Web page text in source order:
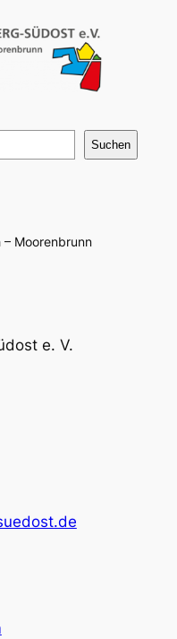
Suchen
Moorenbrunn
e. V.